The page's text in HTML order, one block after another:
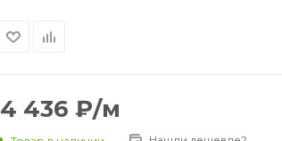
4 436 ₽/м